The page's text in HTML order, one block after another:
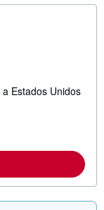
Estados Unidos